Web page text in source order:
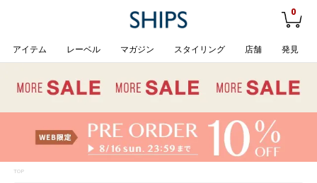
0
アイテム レーベル マガジン スタイリング 店舗 発見
TOP